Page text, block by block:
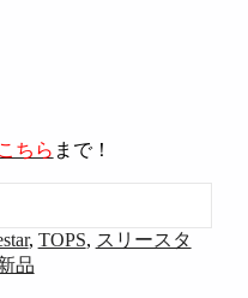
こちら まで！
, TOPS, スリースタ
品